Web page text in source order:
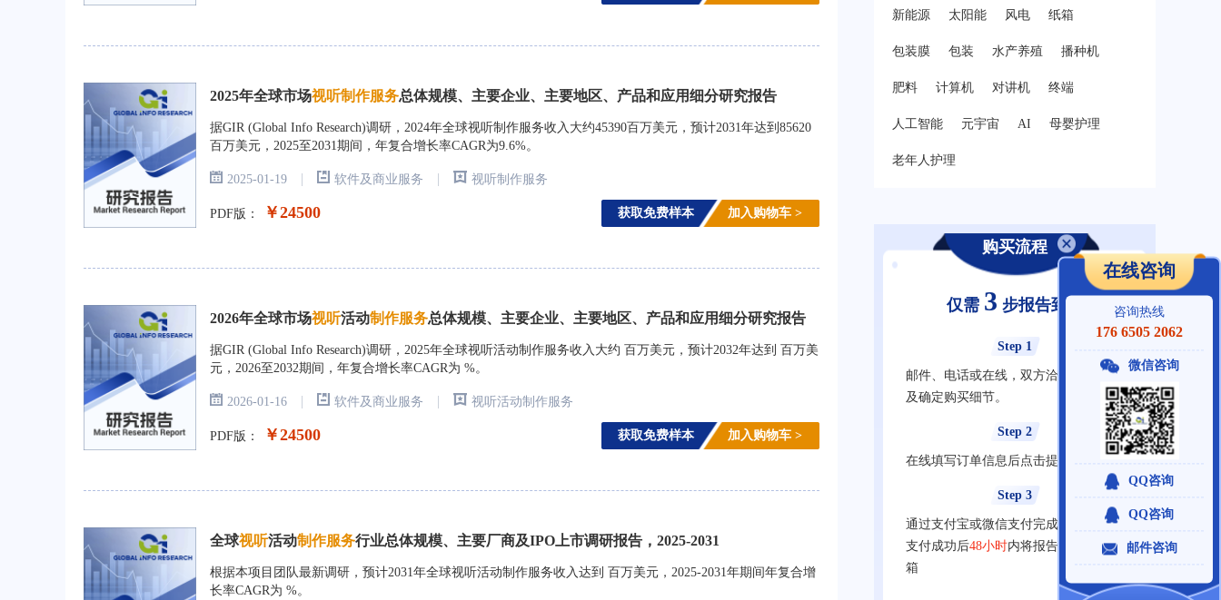
在线咨询
咨询热线
176 6505 2062
微信咨询
QQ咨询
QQ咨询
邮件咨询
2025年全球市场视听制作服务总体规模、主要企业、主要地区、产品和应用细分研究报告
据GIR (Global Info Research)调研，2024年全球视听制作服务收入大约45390百万美元，预计2031年达到85620
百万美元，2025至2031期间，年复合增长率CAGR为9.6%。
2025-01-19 | 软件及商业服务 | 视听制作服务
PDF版： ￥24500 获取免费样本 加入购物车 >
2026年全球市场视听活动制作服务总体规模、主要企业、主要地区、产品和应用细分研究报告
据GIR (Global Info Research)调研，2025年全球视听活动制作服务收入大约 百万美元，预计2032年达到 百万美
元，2026至2032期间，年复合增长率CAGR为 %。
2026-01-16 | 软件及商业服务 | 视听活动制作服务
PDF版： ￥24500 获取免费样本 加入购物车 >
全球视听活动制作服务行业总体规模、主要厂商及IPO上市调研报告，2025-2031
根据本项目团队最新调研，预计2031年全球视听活动制作服务收入达到 百万美元，2025-2031年期间年复合增
长率CAGR为 %。
新能源 太阳能 风电 纸箱
包装膜 包装 水产养殖 播种机
肥料 计算机 对讲机 终端
人工智能 元宇宙 AI 母婴护理
老年人护理
购买流程
仅需 3 步报告到手
Step 1
邮件、电话或在线，双方洽谈明确需求
及确定购买细节。
Step 2
在线填写订单信息后点击提交订单
Step 3
通过支付宝或微信支付完成在线支付，
支付成功后48小时内将报告发送至您邮
箱